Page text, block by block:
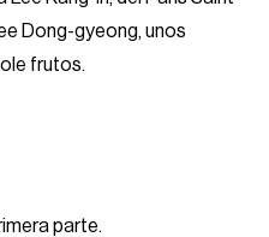
Dong-gyeong, unos
frutos.
parte.